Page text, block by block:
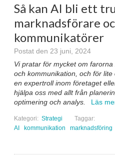
Så kan AI bli ett
marknadsförare
kommunikatörer
Postat den 23 juni, 2024
Vi pratar för mycket om
och kommunikation, och för
en expertroll inom företaget
hjälpa oss med allt från
optimering och analys.
Läs
Kategori: Strategi
Taggar:
AI
kommunikation marknadsföring